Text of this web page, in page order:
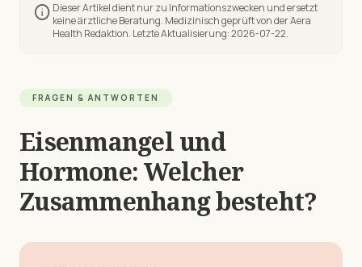
info Dieser Artikel dient nur zu Informationszwecken und ersetzt
keine ärztliche Beratung. Medizinisch geprüft von der Aera
Health Redaktion. Letzte Aktualisierung:2026-07-22.
FRAGEN & ANTWORTEN
Eisenmangel und
Hormone: Welcher
Zusammenhang besteht?